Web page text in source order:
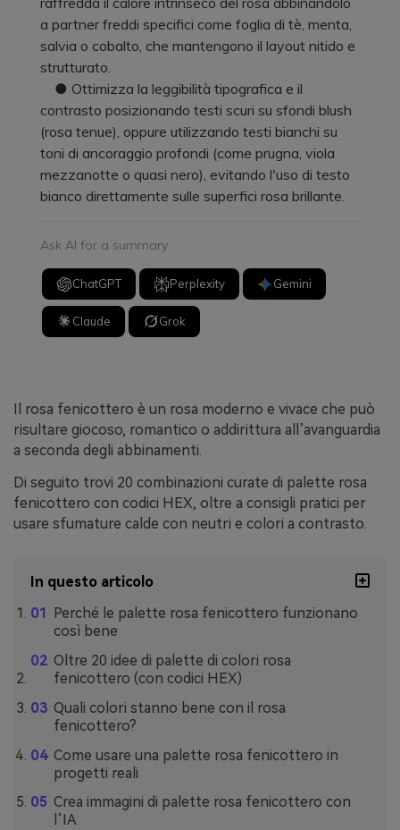
a partner freddi specifici come foglia di tè, menta,
salvia o cobalto, che mantengono il layout nitido e
strutturato.
● Ottimizza la leggibilità tipografica e il
contrasto posizionando testi scuri su sfondi blush
(rosa tenue), oppure utilizzando testi bianchi su
toni di ancoraggio profondi (come prugna, viola
mezzanotte o quasi nero), evitando l'uso di testo
bianco direttamente sulle superfici rosa brillante.
Ask AI for a summary
ChatGPT Perplexity Gemini
Claude Grok
Il rosa fenicottero è un rosa moderno e vivace che può
risultare giocoso, romantico o addirittura all’avanguardia
a seconda degli abbinamenti.
Di seguito trovi 20 combinazioni curate di palette rosa
fenicottero con codici HEX, oltre a consigli pratici per
usare sfumature calde con neutri e colori a contrasto.
In questo articolo
Perché le palette rosa fenicottero funzionano
così bene
Oltre 20 idee di palette di colori rosa
fenicottero (con codici HEX)
Quali colori stanno bene con il rosa
fenicottero?
Come usare una palette rosa fenicottero in
progetti reali
Crea immagini di palette rosa fenicottero con
l’IA